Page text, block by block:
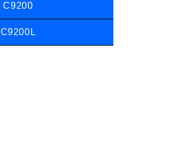
C9200
C9200L